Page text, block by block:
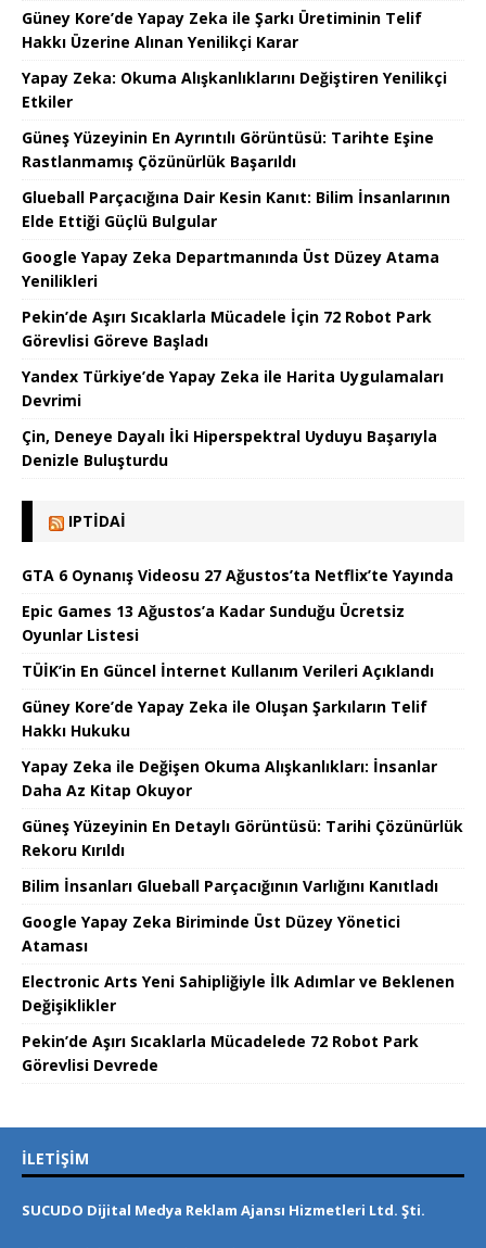
Güney Kore’de Yapay Zeka ile Şarkı Üretiminin Telif
Hakkı Üzerine Alınan Yenilikçi Karar
Yapay Zeka: Okuma Alışkanlıklarını Değiştiren Yenilikçi
Etkiler
Güneş Yüzeyinin En Ayrıntılı Görüntüsü: Tarihte Eşine
Rastlanmamış Çözünürlük Başarıldı
Glueball Parçacığına Dair Kesin Kanıt: Bilim İnsanlarının
Elde Ettiği Güçlü Bulgular
Google Yapay Zeka Departmanında Üst Düzey Atama
Yenilikleri
Pekin’de Aşırı Sıcaklarla Mücadele İçin 72 Robot Park
Görevlisi Göreve Başladı
Yandex Türkiye’de Yapay Zeka ile Harita Uygulamaları
Devrimi
Çin, Deneye Dayalı İki Hiperspektral Uyduyu Başarıyla
Denizle Buluşturdu
IPTIDAI
GTA 6 Oynanış Videosu 27 Ağustos’ta Netflix’te Yayında
Epic Games 13 Ağustos’a Kadar Sunduğu Ücretsiz
Oyunlar Listesi
TÜİK’in En Güncel İnternet Kullanım Verileri Açıklandı
Güney Kore’de Yapay Zeka ile Oluşan Şarkıların Telif
Hakkı Hukuku
Yapay Zeka ile Değişen Okuma Alışkanlıkları: İnsanlar
Daha Az Kitap Okuyor
Güneş Yüzeyinin En Detaylı Görüntüsü: Tarihi Çözünürlük
Rekoru Kırıldı
Bilim İnsanları Glueball Parçacığının Varlığını Kanıtladı
Google Yapay Zeka Biriminde Üst Düzey Yönetici
Ataması
Electronic Arts Yeni Sahipliğiyle İlk Adımlar ve Beklenen
Değişiklikler
Pekin’de Aşırı Sıcaklarla Mücadelede 72 Robot Park
Görevlisi Devrede
İLETIŞIM
SUCUDO Dijital Medya Reklam Ajansı Hizmetleri Ltd. Şti.